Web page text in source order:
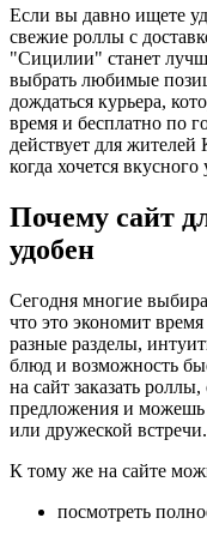
Если вы давно ищете
свежие роллы с
"Сицилии" станет
выбрать любимые
дождаться курьера,
время и бесплатно по
действует для
когда хочется
Почему сайт
удобен
Сегодня многие
что это экономит
разные разделы,
блюд и возможность
на сайт заказать
предложения и можешь
или дружеской встречи.
К тому же на сайте
посмотреть